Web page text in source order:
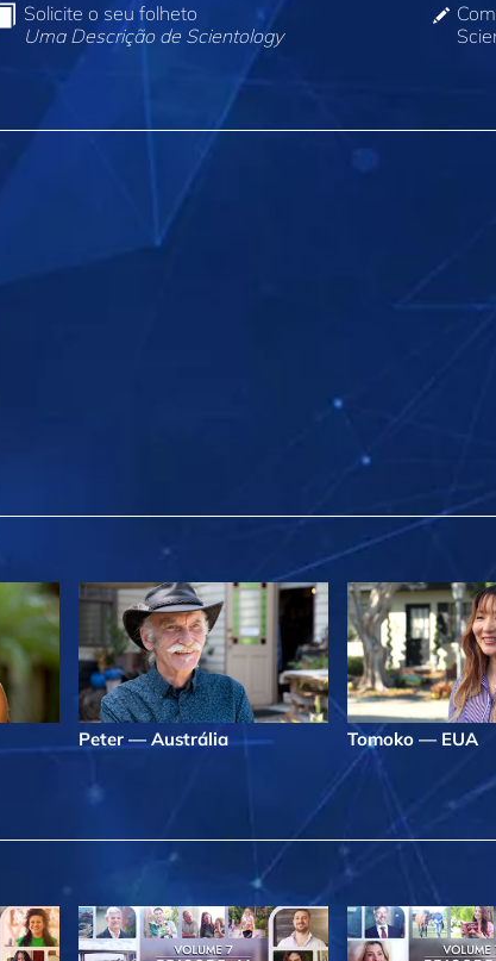
Solicite o seu folheto
Uma Descrição de Scientology
Peter — Austrália Tomoko — EUA